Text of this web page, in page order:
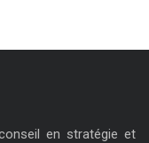
en stratégie et